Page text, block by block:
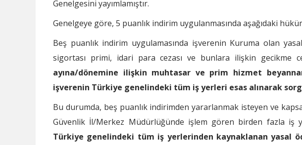
Genelgesini yayımlamıştır.
Genelgeye göre, 5 puanlık indirim uygulanmasında aşağıdaki
Beş puanlık indirim uygulamasında işverenin Kuruma olan
sigortası primi, idari para cezası ve bunlara ilişkin gecikme
ayına/dönemine ilişkin muhtasar ve prim hizmet
işverenin Türkiye genelindeki tüm iş yerleri esas alınarak
Bu durumda, beş puanlık indirimden yararlanmak isteyen ve
Güvenlik İl/Merkez Müdürlüğünde işlem gören birden fazla iş
Türkiye genelindeki tüm iş yerlerinden kaynaklanan yasal